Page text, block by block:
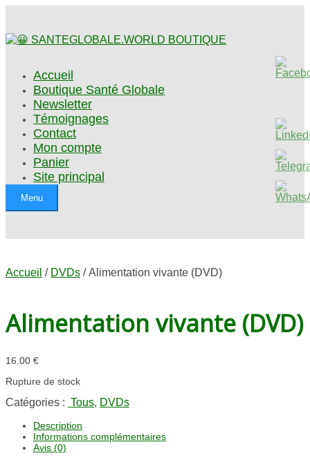
Accueil
Boutique Santé Globale
Newsletter
Témoignages
Contact
Mon compte
Panier
Site principal
Menu
Accueil / DVDs / Alimentation vivante (DVD)
Alimentation vivante (DVD)
16.00 €
Rupture de stock
Catégories : Tous, DVDs
Description
Informations complémentaires
Avis (0)